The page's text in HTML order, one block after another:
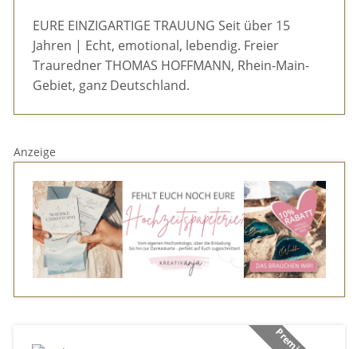
EURE EINZIGARTIGE TRAUUNG Seit über 15
Jahren | Echt, emotional, lebendig. Freier
Trauredner THOMAS HOFFMANN, Rhein-Main-
Gebiet, ganz Deutschland.
Anzeige